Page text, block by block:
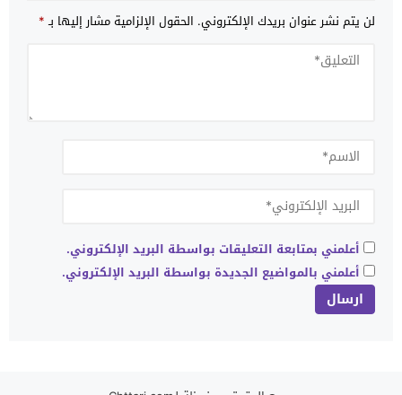
لن يتم نشر عنوان بريدك الإلكتروني. الحقول الإلزامية مشار إليها بـ*
أعلمني بمتابعة التعليقات بواسطة البريد الإلكتروني.
أعلمني بالمواضيع الجديدة بواسطة البريد الإلكتروني.